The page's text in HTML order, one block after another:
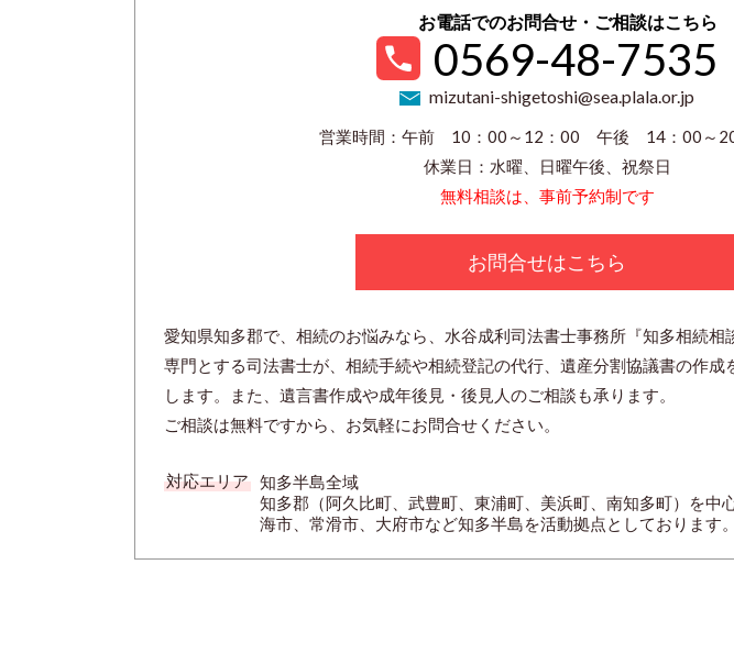
お電話でのお問合せ・ご相談はこちら
0569-48-7535
mizutani-shigetoshi@sea.plala.or.jp
営業時間：午前 10：00～12：00 午後 14：00～
休業日：水曜、日曜午後、祝祭日
無料相談は、事前予約制です
お問合せはこちら
愛知県知多郡で、相続のお悩みなら、水谷成利司法書士事務所『知多相続相
専門とする司法書士が、相続手続や相続登記の代行、遺産分割協議書の作成
します。また、遺言書作成や成年後見・後見人のご相談も承ります。
ご相談は無料ですから、お気軽にお問合せください。
対応エリア 知多半島全域
知多郡（阿久比町、武豊町、東浦町、美浜町、南知多町）を中
海市、常滑市、大府市など知多半島を活動拠点としております。